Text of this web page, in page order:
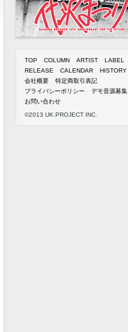
TOP COLUMN ARTIST
LABEL
RELEASE
CALENDAR
HISTORY
会社概要
特定商取引表記
プライバシーポリシー
デモ音源募集
お問い合わせ
©2013 UK.PROJECT INC.